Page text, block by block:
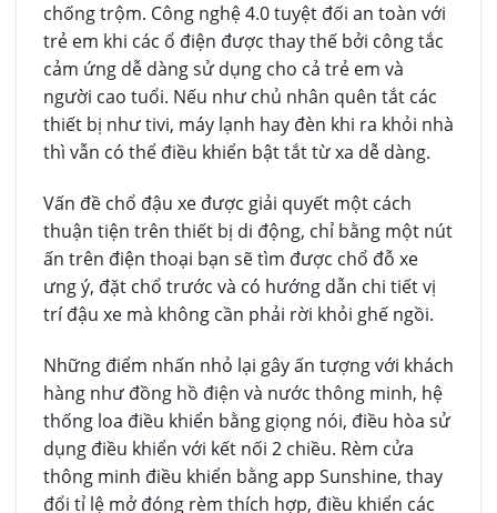
chống trộm. Công nghệ 4.0 tuyệt đối an toàn với
trẻ em khi các ổ điện được thay thế bởi công tắc
cảm ứng dễ dàng sử dụng cho cả trẻ em và
người cao tuổi. Nếu như chủ nhân quên tắt các
thiết bị như tivi, máy lạnh hay đèn khi ra khỏi nhà
thì vẫn có thể điều khiển bật tắt từ xa dễ dàng.
Vấn đề chổ đậu xe được giải quyết một cách
thuận tiện trên thiết bị di động, chỉ bằng một nút
ấn trên điện thoại bạn sẽ tìm được chổ đỗ xe
ưng ý, đặt chổ trước và có hướng dẫn chi tiết vị
trí đậu xe mà không cần phải rời khỏi ghế ngồi.
Những điểm nhấn nhỏ lại gây ấn tượng với khách
hàng như đồng hồ điện và nước thông minh, hệ
thống loa điều khiển bằng giọng nói, điều hòa sử
dụng điều khiển với kết nối 2 chiều. Rèm cửa
thông minh điều khiển bằng app Sunshine, thay
đổi tỉ lệ mở đóng rèm thích hợp, điều khiển các